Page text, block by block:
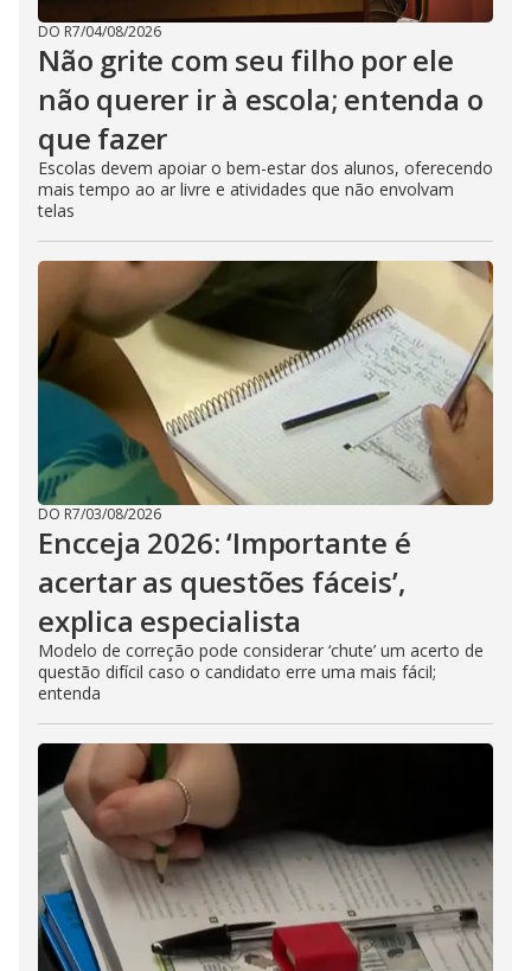
DO R7/04/08/2026
Não grite com seu filho por ele
não querer ir à escola; entenda o
que fazer
Escolas devem apoiar o bem-estar dos alunos, oferecendo
mais tempo ao ar livre e atividades que não envolvam
telas
DO R7/03/08/2026
Encceja 2026: ‘Importante é
acertar as questões fáceis’,
explica especialista
Modelo de correção pode considerar ‘chute’ um acerto de
questão difícil caso o candidato erre uma mais fácil;
entenda